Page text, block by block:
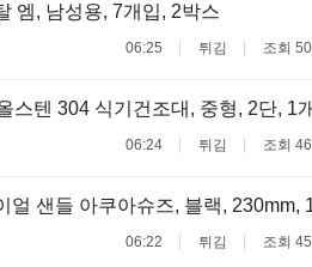
엠, 남성용, 7개입, 2박스
06:25 튀김 조회 50
스텐 304 식기건조대, 중형, 2단, 1개
06:24 튀김 조회 46
얼 샌들 아쿠아슈즈, 블랙, 230mm,
06:22 튀김 조회 45